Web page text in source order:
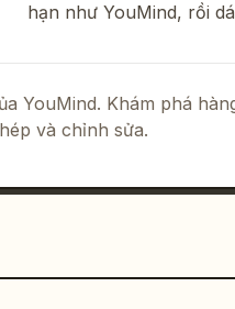
hạn như YouMind, rồi
YouMind. Khám phá
và chỉnh sửa.